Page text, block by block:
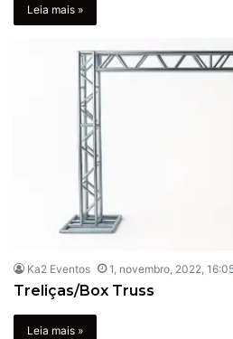
Leia mais »
Ka2 Eventos 1, novembro, 2022,
Treliças/Box Truss
Leia mais »